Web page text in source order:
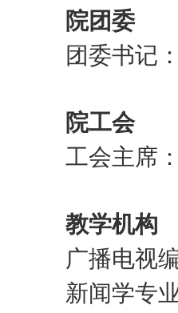
院团委
团委书记
院工会
工会主席
教学机构
广播电视
新闻学专